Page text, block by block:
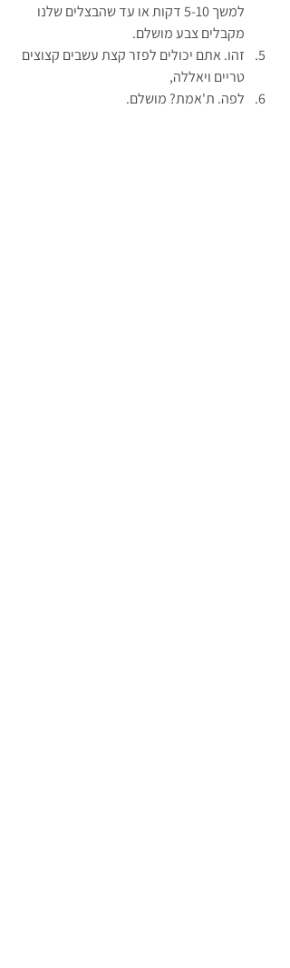
למשך 5-10 דקות או עד שהבצלים שלנו
מקבלים צבע מושלם.
זהו. אתם יכולים לפזר קצת עשבים קצוצים
טריים ויאללה,
לפה. ת'אמת? מושלם.